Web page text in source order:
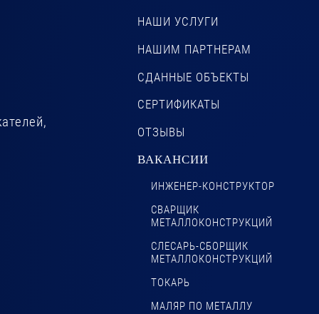
НАШИ УСЛУГИ
НАШИМ ПАРТНЕРАМ
СДАННЫЕ ОБЪЕКТЫ
СЕРТИФИКАТЫ
ОТЗЫВЫ
ВАКАНСИИ
ИНЖЕНЕР-КОНСТРУКТОР
СВАРЩИК
МЕТАЛЛОКОНСТРУКЦИЙ
СЛЕСАРЬ-СБОРЩИК
МЕТАЛЛОКОНСТРУКЦИЙ
ТОКАРЬ
МАЛЯР ПО МЕТАЛЛУ